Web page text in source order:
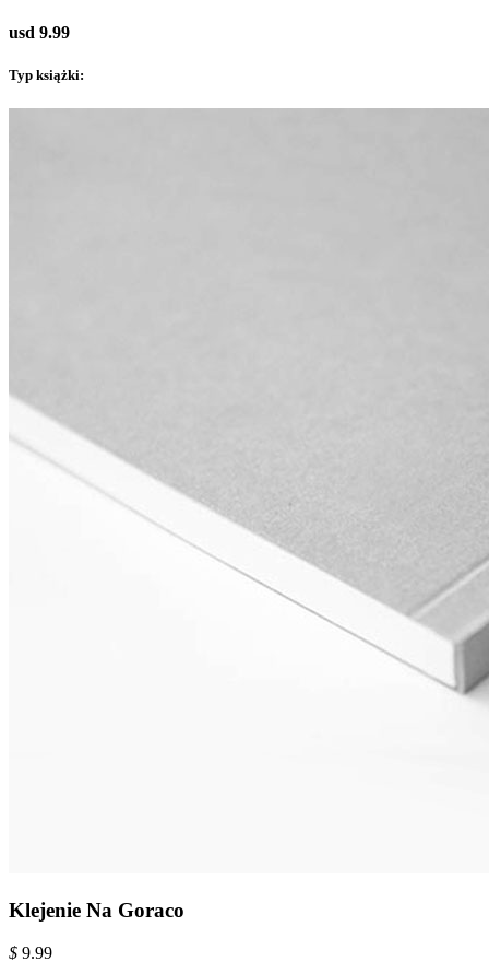
usd 9.99
Typ książki:
Klejenie Na Goraco
$ 9.99